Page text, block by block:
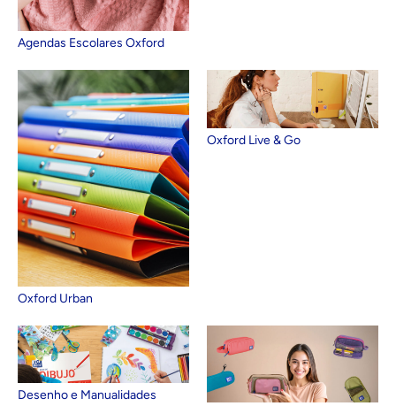
Agendas Escolares Oxford
Oxford Urban
Oxford Live & Go
Desenho e Manualidades